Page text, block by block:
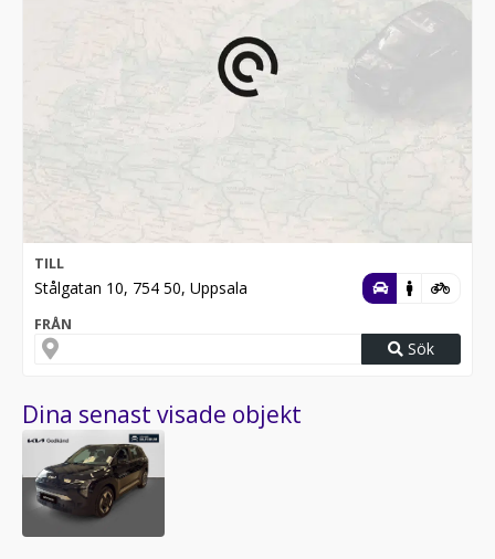
TILL
Stålgatan 10, 754 50, Uppsala
FRÅN
Sök
Dina senast visade objekt